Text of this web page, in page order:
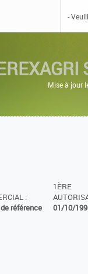
Mise à jour
:
référence
1ÈRE
01/10/